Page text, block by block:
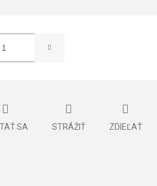
SA STRÁŽIŤ ZDIEĽAŤ